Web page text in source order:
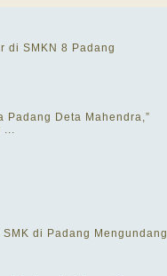
di SMKN 8 Padang
Padang Deta Mahendra,”
...
di Padang Mengundang